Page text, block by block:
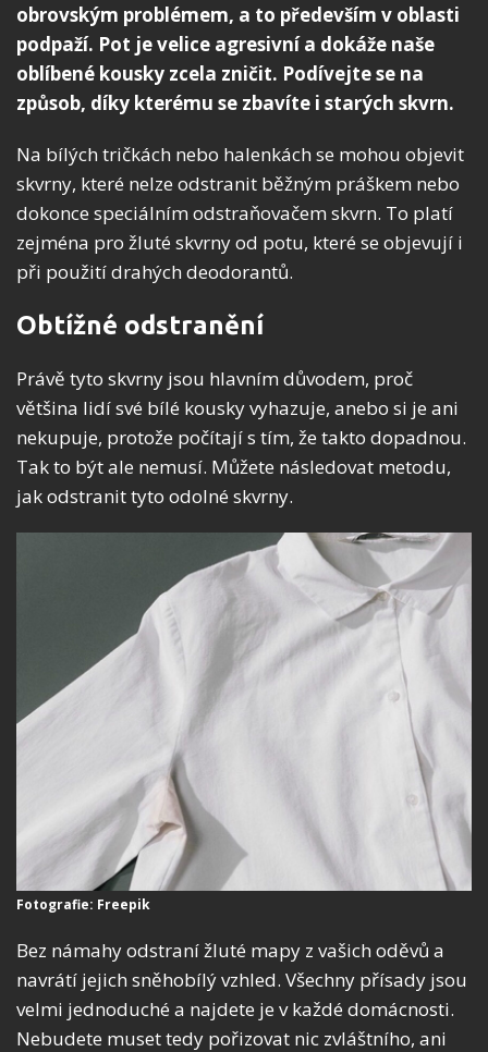
obrovským problémem, a to především v oblasti
podpaží. Pot je velice agresivní a dokáže naše
oblíbené kousky zcela zničit. Podívejte se na
způsob, díky kterému se zbavíte i starých skvrn.
Na bílých tričkách nebo halenkách se mohou objevit
skvrny, které nelze odstranit běžným práškem nebo
dokonce speciálním odstraňovačem skvrn. To platí
zejména pro žluté skvrny od potu, které se objevují i
při použití drahých deodorantů.
Obtížné odstranění
Právě tyto skvrny jsou hlavním důvodem, proč
většina lidí své bílé kousky vyhazuje, anebo si je ani
nekupuje, protože počítají s tím, že takto dopadnou.
Tak to být ale nemusí. Můžete následovat metodu,
jak odstranit tyto odolné skvrny.
Fotografie: Freepik
Bez námahy odstraní žluté mapy z vašich oděvů a
navrátí jejich sněhobílý vzhled. Všechny přísady jsou
velmi jednoduché a najdete je v každé domácnosti.
Nebudete muset tedy pořizovat nic zvláštního, ani